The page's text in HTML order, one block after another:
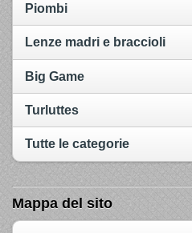
Piombi
Lenze madri e braccioli
Big Game
Turluttes
Tutte le categorie
Mappa del sito